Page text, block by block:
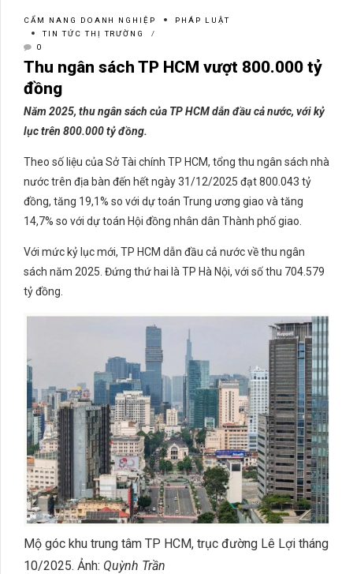
CẨM NANG DOANH NGHIỆP
PHÁP LUẬT
TIN TỨC THỊ TRƯỜNG
0
Thu ngân sách TP HCM vượt 800.000 tỷ
đồng
Năm 2025, thu ngân sách của TP HCM dẫn đầu cả nước, với kỷ
lục trên 800.000 tỷ đồng.
Theo số liệu của Sở Tài chính TP HCM, tổng thu ngân sách nhà
nước trên địa bàn đến hết ngày 31/12/2025 đạt 800.043 tỷ
đồng, tăng 19,1% so với dự toán Trung ương giao và tăng
14,7% so với dự toán Hội đồng nhân dân Thành phố giao.
Với mức kỷ lục mới, TP HCM dẫn đầu cả nước về thu ngân
sách năm 2025. Đứng thứ hai là TP Hà Nội, với số thu 704.579
tỷ đồng.
Mộ góc khu trung tâm TP HCM, trục đường Lê Lợi tháng
10/2025. Ảnh: Quỳnh Trần